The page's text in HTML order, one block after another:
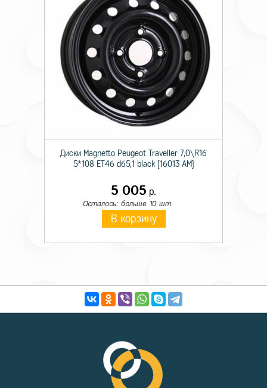
Диски Magnetto Peugeot Traveller 7,0\R16
5*108 ET46 d65,1 black [16013 AM]
5 005 р.
Осталось: больше 10 шт.
В корзину